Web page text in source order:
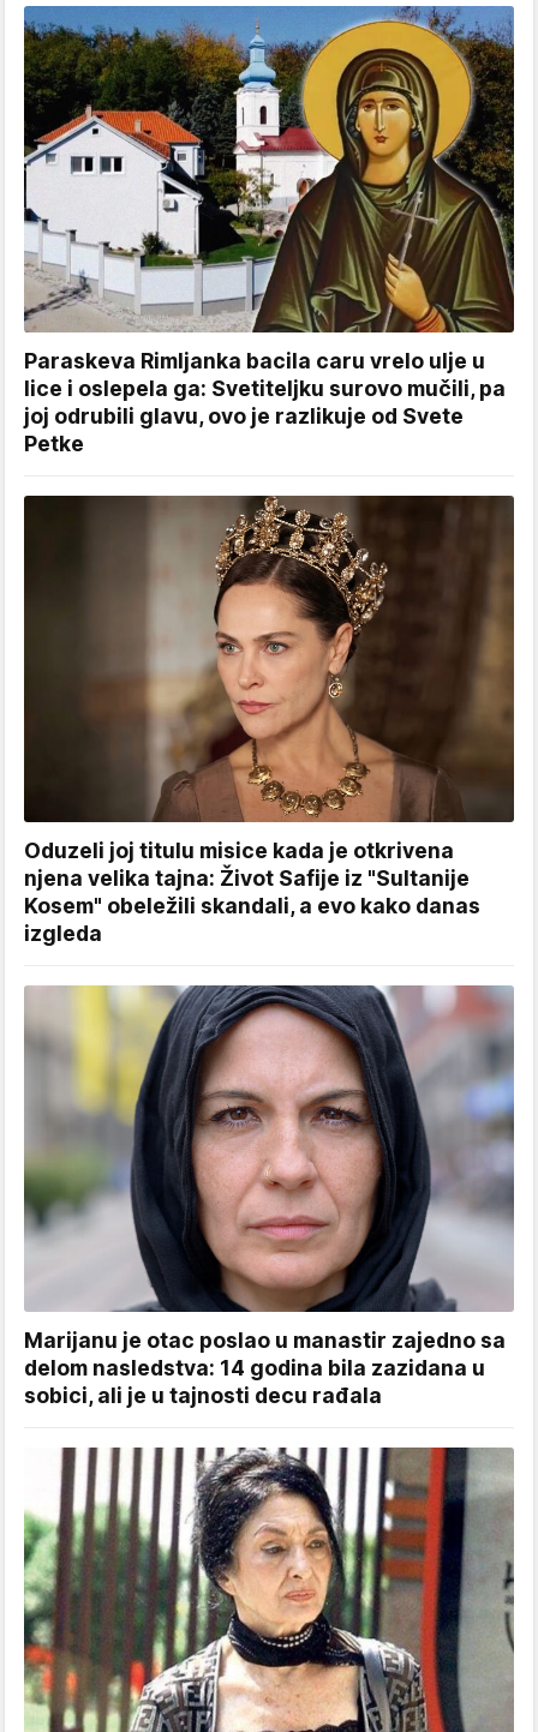
Paraskeva Rimljanka bacila caru vrelo ulje u
lice i oslepela ga: Svetiteljku surovo mučili, pa
joj odrubili glavu, ovo je razlikuje od Svete
Petke
Oduzeli joj titulu misice kada je otkrivena
njena velika tajna: Život Safije iz "Sultanije
Kosem" obeležili skandali, a evo kako danas
izgleda
Marijanu je otac poslao u manastir zajedno sa
delom nasledstva: 14 godina bila zazidana u
sobici, ali je u tajnosti decu rađala